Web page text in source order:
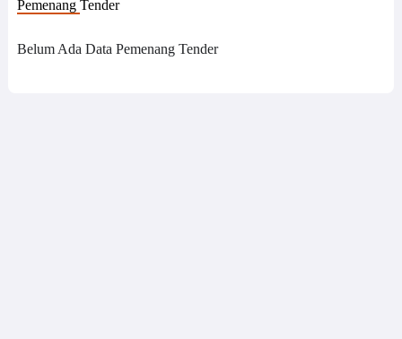
Pemenang Tender
Belum Ada Data Pemenang Tender